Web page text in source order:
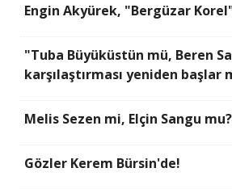
Engin Akyürek, "Bergüzar
"Tuba Büyüküstün mü, Beren
karşılaştırması yeniden başlar
Melis Sezen mi, Elçin Sangu mu?
Gözler Kerem Bürsin'de!